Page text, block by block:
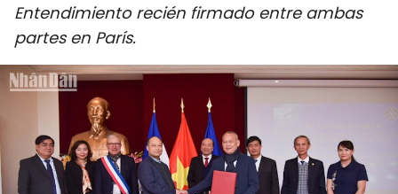
PUENTE DE AMISTAD
HISTORIAS MULTIMEDIA
FOTOGRAFÍA
¿QUIÉNES SOMOS?
Entendimiento recién firmado entre ambas
partes en París.